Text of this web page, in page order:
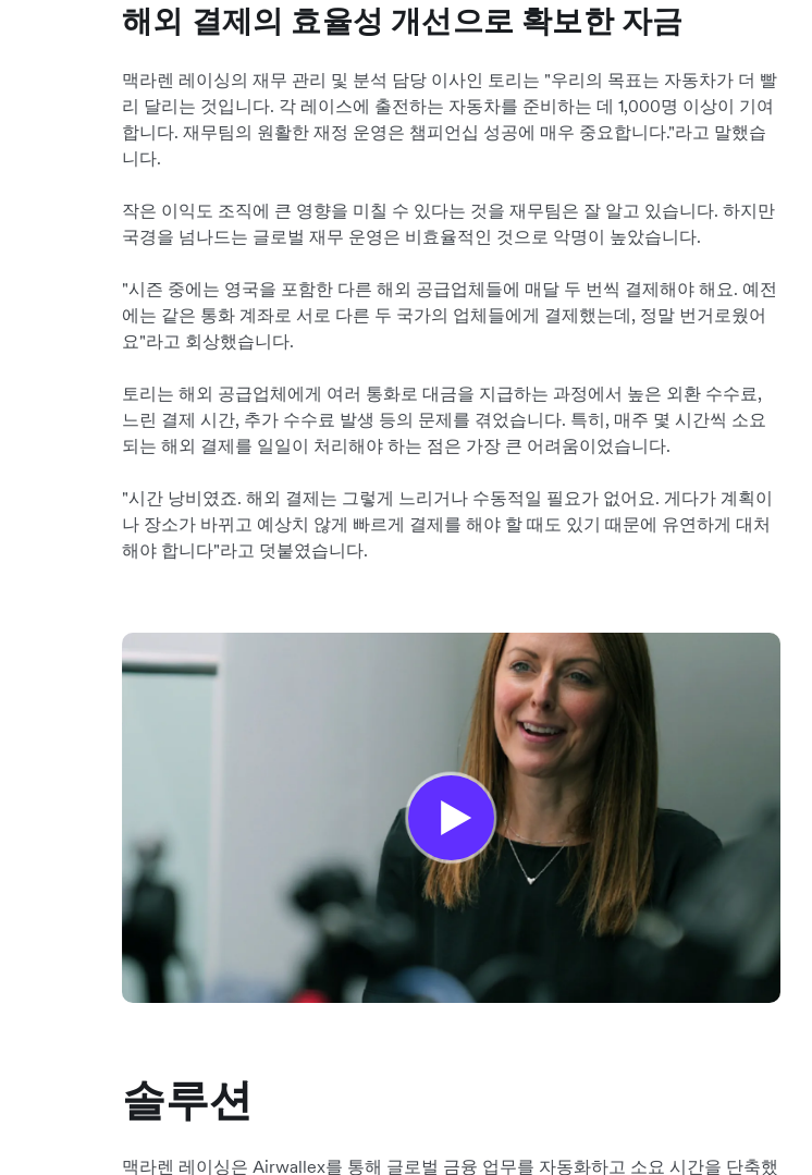
해외 결제의 효율성 개선으로 확보한 자금
맥라렌 레이싱의 재무 관리 및 분석 담당 이사인 토리는 "우리의 목표는 자동차가 더 빨
리 달리는 것입니다. 각 레이스에 출전하는 자동차를 준비하는 데 1,000명 이상이 기여
합니다. 재무팀의 원활한 재정 운영은 챔피언십 성공에 매우 중요합니다."라고 말했습
니다.
작은 이익도 조직에 큰 영향을 미칠 수 있다는 것을 재무팀은 잘 알고 있습니다. 하지만
국경을 넘나드는 글로벌 재무 운영은 비효율적인 것으로 악명이 높았습니다.
"시즌 중에는 영국을 포함한 다른 해외 공급업체들에 매달 두 번씩 결제해야 해요. 예전
에는 같은 통화 계좌로 서로 다른 두 국가의 업체들에게 결제했는데, 정말 번거로웠어
요"라고 회상했습니다.
토리는 해외 공급업체에게 여러 통화로 대금을 지급하는 과정에서 높은 외환 수수료,
느린 결제 시간, 추가 수수료 발생 등의 문제를 겪었습니다. 특히, 매주 몇 시간씩 소요
되는 해외 결제를 일일이 처리해야 하는 점은 가장 큰 어려움이었습니다.
"시간 낭비였죠. 해외 결제는 그렇게 느리거나 수동적일 필요가 없어요. 게다가 계획이
나 장소가 바뀌고 예상치 않게 빠르게 결제를 해야 할 때도 있기 때문에 유연하게 대처
해야 합니다"라고 덧붙였습니다.
솔루션
맥라렌 레이싱은 Airwallex를 통해 글로벌 금융 업무를 자동화하고 소요 시간을 단축했